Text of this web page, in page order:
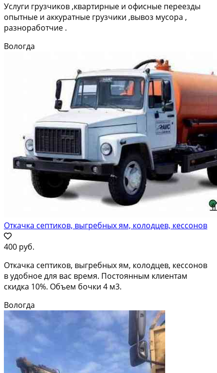
Услуги грузчиков ,квартирные и офисные переезды
опытные и аккуратные грузчики ,вывоз мусора ,
разноработчие .
Вологда
Откачка септиков, выгребных ям, колодцев, кессонов
400 руб.
Откачка септиков, выгребных ям, колодцев, кессонов
в удобное для вас время. Постоянным клиентам
скидка 10%. Объем бочки 4 м3.
Вологда